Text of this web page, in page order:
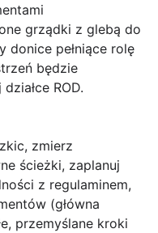
grządki z glebą do
donice pełniące rolę
będzie
ROD.
zmierz
ścieżki, zaplanuj
z regulaminem,
(główna
przemyślane kroki